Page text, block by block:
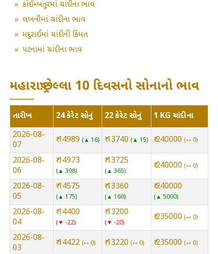
» કોઈમ્બતુરમાં ચાંદીના ભાવ
» લખનૌમાં ચાંદીના ભાવ
» મદુરાઈમાં ચાંદીની કિંમત
» પટનામાં ચાંદીના ભાવ
મહારાષ્ટ્ર:છેલ્લા 10 દિવસનો સોનાનો ભાવ
તારીખ 24 કેરેટ સોનું 22 કેરેટ સોનું
1 KG ચાંદીના
2026-08-
07
₹ 14989 ▲ 16 ₹ 13740 ▲ 15 ₹ 240000 ⇿ 0
2026-08-
06
₹ 14973
▲ 398
₹ 13725
▲ 365
₹ 240000 ⇿ 0
2026-08-
05
₹ 14575
▲ 175
₹ 13360
▲ 160
₹ 240000
▲ 5000
2026-08-
04
₹ 14400
▼ -22
₹ 13200
▼ -20
₹ 235000 ⇿ 0
2026-08-
03
₹ 14422 ⇿ 0 ₹ 13220 ⇿ 0 ₹ 235000 ⇿ 0